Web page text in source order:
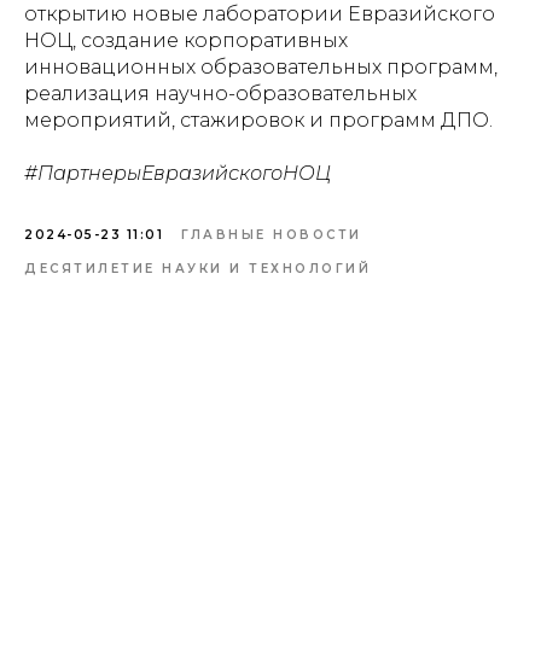
открытию новые лаборатории Евразийского
НОЦ, создание корпоративных
инновационных образовательных программ,
реализация научно-образовательных
мероприятий, стажировок и программ ДПО.
#ПартнерыЕвразийскогоНОЦ
2024-05-23 11:01 ГЛАВНЫЕ НОВОСТИ
ДЕСЯТИЛЕТИЕ НАУКИ И ТЕХНОЛОГИЙ